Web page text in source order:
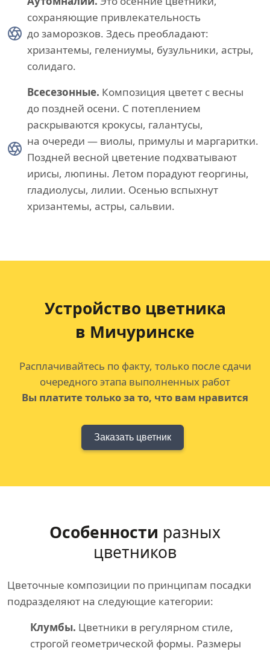
сохраняющие привлекательность
до заморозков. Здесь преобладают:
хризантемы, гелениумы, бузульники, астры,
солидаго.
Всесезонные. Композиция цветет с весны
до поздней осени. С потеплением
раскрываются крокусы, галантусы,
на очереди — виолы, примулы и маргаритки.
Поздней весной цветение подхватывают
ирисы, люпины. Летом порадуют георгины,
гладиолусы, лилии. Осенью вспыхнут
хризантемы, астры, сальвии.
Устройство цветника
в Мичуринске
Расплачивайтесь по факту, только после сдачи
очередного этапа выполненных работ
Вы платите только за то, что вам нравится
Заказать цветник
Особенности разных
цветников
Цветочные композиции по принципам посадки
подразделяют на следующие категории:
Клумбы. Цветники в регулярном стиле,
строгой геометрической формы. Размеры